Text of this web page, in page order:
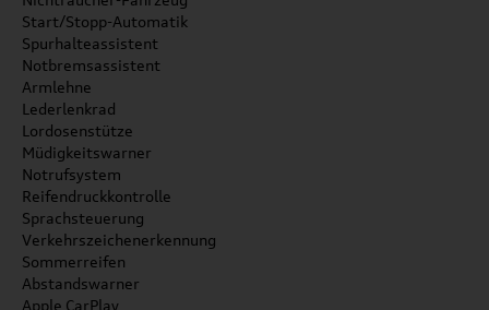
Start/Stopp-Automatik
Spurhalteassistent
Notbremsassistent
Armlehne
Lederlenkrad
Lordosenstütze
Müdigkeitswarner
Notrufsystem
Reifendruckkontrolle
Sprachsteuerung
Verkehrszeichenerkennung
Sommerreifen
Abstandswarner
Apple CarPlay